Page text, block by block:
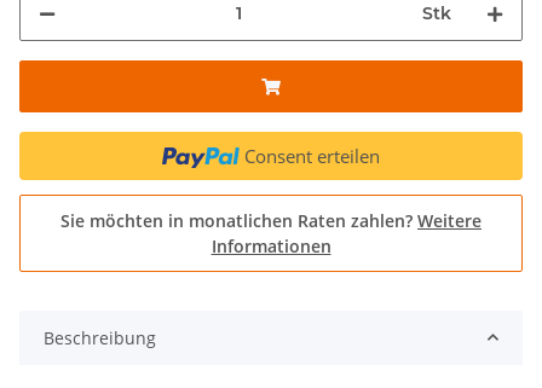
Stk
Consent erteilen
Sie möchten in monatlichen Raten zahlen? Weitere
Informationen
Beschreibung